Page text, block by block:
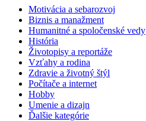
Motivácia a sebarozvoj
Biznis a manažment
Humanitné a spoločenské vedy
História
Životopisy a reportáže
Vzťahy a rodina
Zdravie a životný štýl
Počítače a internet
Hobby
Umenie a dizajn
Ďalšie kategórie